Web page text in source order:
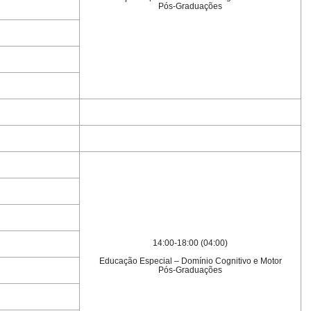
Pós-Graduações
14:00-18:00 (04:00)
Educação Especial – Domínio Cognitivo e Motor
Pós-Graduações